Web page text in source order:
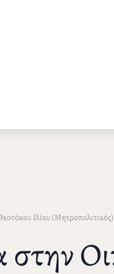
Ιλίου (Μητροπολιτικός)